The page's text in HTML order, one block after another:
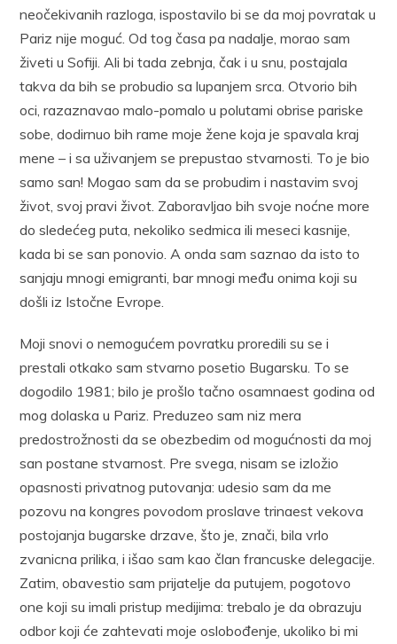
neočekivanih razloga, ispostavilo bi se da moj povratak u
Pariz nije moguć. Od tog časa pa nadalje, morao sam
živeti u Sofiji. Ali bi tada zebnja, čak i u snu, postajala
takva da bih se probudio sa lupanjem srca. Otvorio bih
oci, razaznavao malo-pomalo u polutami obrise pariske
sobe, dodirnuo bih rame moje žene koja je spavala kraj
mene – i sa uživanjem se prepustao stvarnosti. To je bio
samo san! Mogao sam da se probudim i nastavim svoj
život, svoj pravi život. Zaboravljao bih svoje noćne more
do sledećeg puta, nekoliko sedmica ili meseci kasnije,
kada bi se san ponovio. A onda sam saznao da isto to
sanjaju mnogi emigranti, bar mnogi među onima koji su
došli iz Istočne Evrope.
Moji snovi o nemogućem povratku proredili su se i
prestali otkako sam stvarno posetio Bugarsku. To se
dogodilo 1981; bilo je prošlo tačno osamnaest godina od
mog dolaska u Pariz. Preduzeo sam niz mera
predostrožnosti da se obezbedim od mogućnosti da moj
san postane stvarnost. Pre svega, nisam se izložio
opasnosti privatnog putovanja: udesio sam da me
pozovu na kongres povodom proslave trinaest vekova
postojanja bugarske drzave, što je, znači, bila vrlo
zvanicna prilika, i išao sam kao član francuske delegacije.
Zatim, obavestio sam prijatelje da putujem, pogotovo
one koji su imali pristup medijima: trebalo je da obrazuju
odbor koji će zahtevati moje oslobođenje, ukoliko bi mi